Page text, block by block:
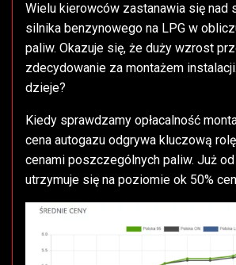
Wielu kierowców zastanawia się nad
silnika benzynowego na LPG w
paliw. Okazuje się, że duży wzrost
zdecydowanie za montażem
dzieje?
Kiedy sprawdzamy opłacalność
cena autogazu odgrywa kluczową
cenami poszczególnych paliw. Już
utrzymuje się na poziomie ok 50%